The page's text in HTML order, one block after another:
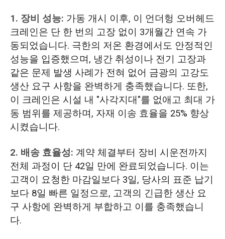
1. 장비 성능: 가동 개시 이후, 이 언더헝 오버헤드
크레인은 단 한 번의 고장 없이 3개월간 연속 가
동되었습니다. 극한의 저온 환경에서도 안정적인
성능을 입증했으며, 냉간 취성이나 전기 고장과
같은 문제 발생 사례가 전혀 없어 금광의 고강도
생산 요구 사항을 완벽하게 충족했습니다. 또한,
이 크레인은 시설 내 "사각지대"를 없애고 최대 가
동 범위를 제공하며, 자재 이송 효율을 25% 향상
시켰습니다.
2. 배송 효율성: 계약 체결부터 장비 시운전까지
전체 과정이 단 42일 만에 완료되었습니다. 이는
고객이 요청한 마감일보다 3일, 당사의 표준 납기
보다 8일 빠른 일정으로, 고객의 긴급한 생산 요
구 사항에 완벽하게 부합하고 이를 충족했습니
다.